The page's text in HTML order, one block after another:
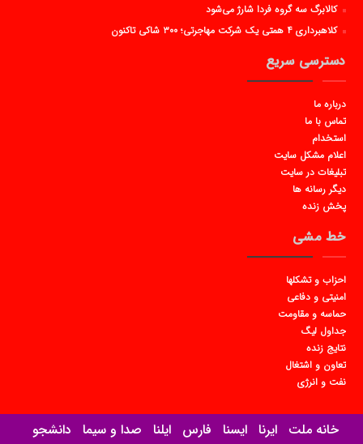
کالابرگ سه گروه فردا شارژ می‌شود
کلاهبرداری ۴ همتی یک شرکت مهاجرتی؛ ۳۰۰ شاکی تاکنون
دسترسی سریع
درباره ما
تماس با ما
استخدام
اعلام مشکل سایت
تبلیغات در سایت
دیگر رسانه ها
پخش زنده
خط مشی
احزاب و تشکلها
امنیتی و دفاعی
حماسه و مقاومت
جداول لیگ
نتایج زنده
تعاون و اشتغال
نفت و انرژی
خانه ملت ایرنا ایسنا فارس ایلنا صدا و سیما دانشجو